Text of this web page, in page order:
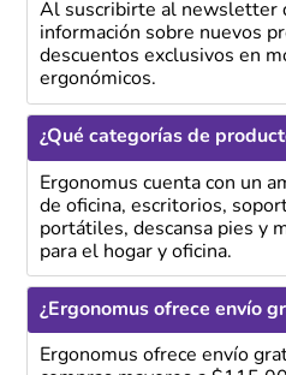
Al suscribirte al newsletter
información sobre nuevos
descuentos exclusivos en
ergonómicos.
¿Qué categorías de
Ergonomus cuenta con un
de oficina, escritorios,
portátiles, descansa pies y
para el hogar y oficina.
¿Ergonomus ofrece envío
Ergonomus ofrece envío